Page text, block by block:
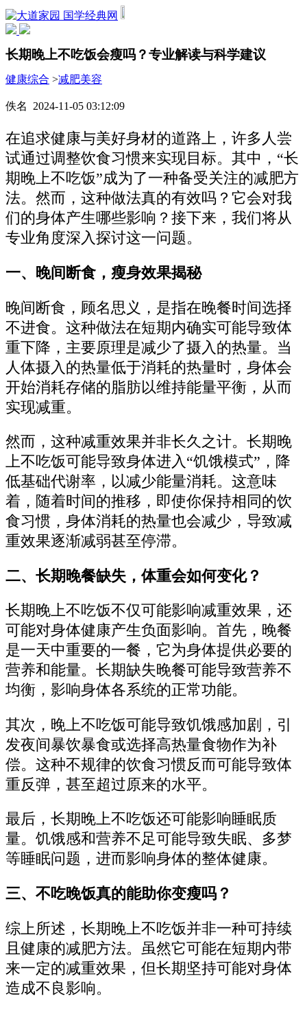
国学经典网
长期晚上不吃饭会瘦吗？专业解读与科学建议
健康综合 >减肥美容
佚名 2024-11-05 03:12:09
在追求健康与美好身材的道路上，许多人尝
试通过调整饮食习惯来实现目标。其中，“长
期晚上不吃饭”成为了一种备受关注的减肥方
法。然而，这种做法真的有效吗？它会对我
们的身体产生哪些影响？接下来，我们将从
专业角度深入探讨这一问题。
一、晚间断食，瘦身效果揭秘
晚间断食，顾名思义，是指在晚餐时间选择
不进食。这种做法在短期内确实可能导致体
重下降，主要原理是减少了摄入的热量。当
人体摄入的热量低于消耗的热量时，身体会
开始消耗存储的脂肪以维持能量平衡，从而
实现减重。
然而，这种减重效果并非长久之计。长期晚
上不吃饭可能导致身体进入“饥饿模式”，降
低基础代谢率，以减少能量消耗。这意味
着，随着时间的推移，即使你保持相同的饮
食习惯，身体消耗的热量也会减少，导致减
重效果逐渐减弱甚至停滞。
二、长期晚餐缺失，体重会如何变化？
长期晚上不吃饭不仅可能影响减重效果，还
可能对身体健康产生负面影响。首先，晚餐
是一天中重要的一餐，它为身体提供必要的
营养和能量。长期缺失晚餐可能导致营养不
均衡，影响身体各系统的正常功能。
其次，晚上不吃饭可能导致饥饿感加剧，引
发夜间暴饮暴食或选择高热量食物作为补
偿。这种不规律的饮食习惯反而可能导致体
重反弹，甚至超过原来的水平。
最后，长期晚上不吃饭还可能影响睡眠质
量。饥饿感和营养不足可能导致失眠、多梦
等睡眠问题，进而影响身体的整体健康。
三、不吃晚饭真的能助你变瘦吗？
综上所述，长期晚上不吃饭并非一种可持续
且健康的减肥方法。虽然它可能在短期内带
来一定的减重效果，但长期坚持可能对身体
造成不良影响。